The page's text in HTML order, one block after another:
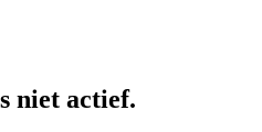
niet actief.